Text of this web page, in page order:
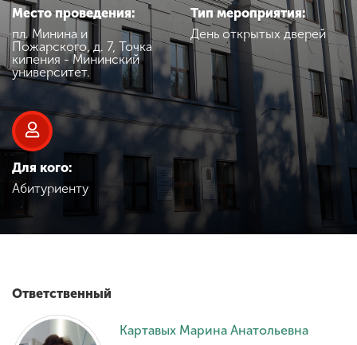
Международная
деятельность
Другие виды
деятельности
Студенческая жизнь
Сведения об
образовательной
Место проведения:
пл. Минина и
Пожарского, д. 7, Точка
кипения - Мининский
университет.
Тип мероприятия:
День открытых дверей
Для кого:
Абитуриенту
Ответственный
Картавых Марина Анатольевна